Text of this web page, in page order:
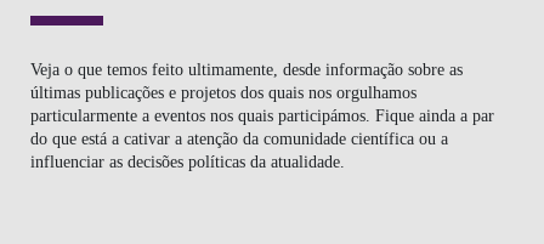
APRESENTAÇÃO
PUBLICAÇÕES
Veja o que temos feito ultimamente, desde informação sobre as
últimas publicações e projetos dos quais nos orgulhamos
particularmente a eventos nos quais participámos. Fique ainda a par
do que está a cativar a atenção da comunidade científica ou a
influenciar as decisões políticas da atualidade.